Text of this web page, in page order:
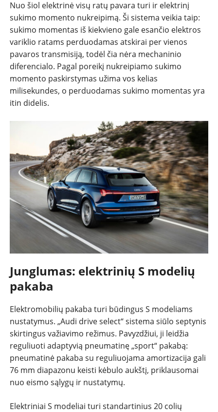
Nuo šiol elektrinė visų ratų pavara turi ir elektrinį
sukimo momento nukreipimą. Ši sistema veikia taip:
sukimo momentas iš kiekvieno gale esančio elektros
variklio ratams perduodamas atskirai per vienos
pavaros transmisiją, todėl čia nėra mechaninio
diferencialo. Pagal poreikį nukreipiamo sukimo
momento paskirstymas užima vos kelias
milisekundes, o perduodamas sukimo momentas yra
itin didelis.
Junglumas: elektrinių S modelių
pakaba
Elektromobilių pakaba turi būdingus S modeliams
nustatymus. „Audi drive select“ sistema siūlo septynis
skirtingus važiavimo režimus. Pavyzdžiui, ji leidžia
reguliuoti adaptyvią pneumatinę „sport“ pakabą:
pneumatinė pakaba su reguliuojama amortizacija gali
76 mm diapazonu keisti kėbulo aukštį, priklausomai
nuo eismo sąlygų ir nustatymų.
Elektriniai S modeliai turi standartinius 20 colių